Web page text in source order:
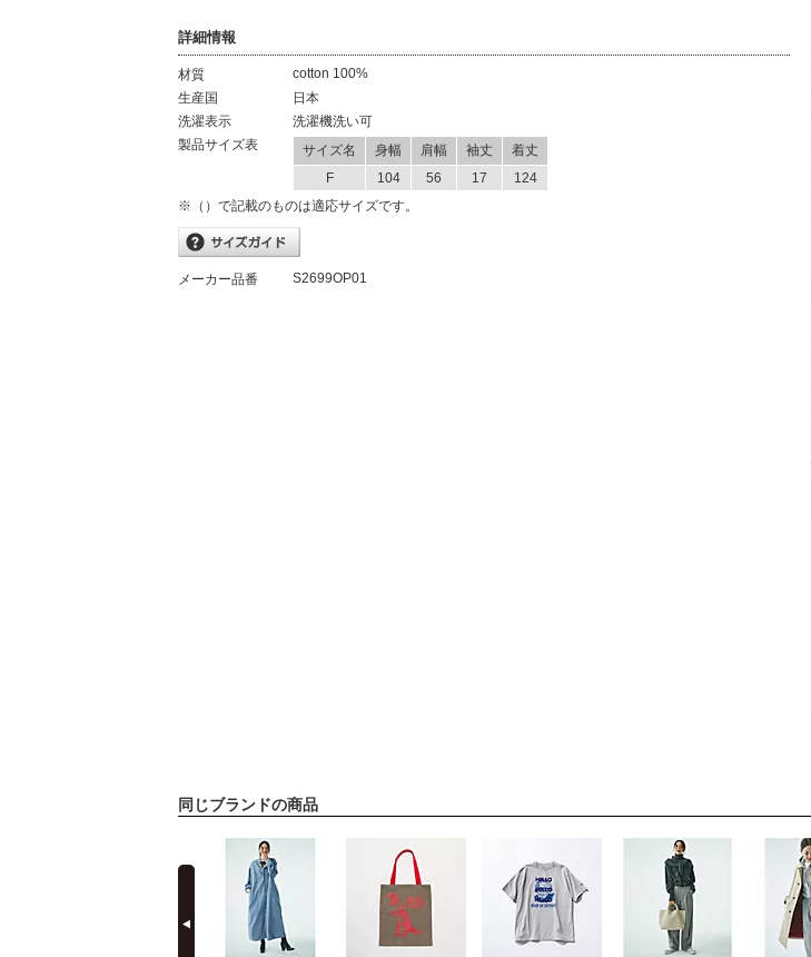
詳細情報
材質
cotton 100%
生産国
日本
洗濯表示
洗濯機洗い可
製品サイズ表
サイズ名 身幅 肩幅 袖丈
着丈
F
104 56 17
124
※（）で記載のものは適応サイズです。
メーカー品番 S2699OP01
同じブランドの商品